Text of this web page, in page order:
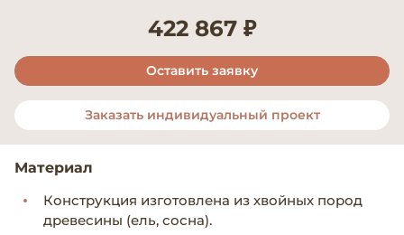
422 867 ₽
Оставить заявку
Заказать индивидуальный проект
Материал
Конструкция изготовлена из хвойных пород
древесины (ель, сосна).